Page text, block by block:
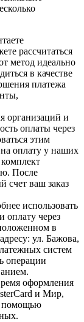
рассчитаться
метод идеально
в качестве
платежа
организаций и
оплаты через
этим
оплату у наших
После
счет ваш заказ
использовать
оплату через
в
ул. Бажова,
систем
операции
оформления
и Мир,
помощью